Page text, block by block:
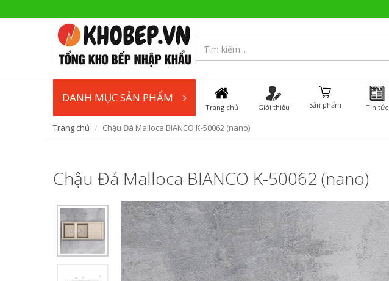
DANH MỤC SẢN PHẨM
Trang chủ Giới thiệu Sản phẩm Tin tức
Trang chủ Chậu Đá Malloca BIANCO K-50062 (nano)
Chậu Đá Malloca BIANCO K-50062 (nano)